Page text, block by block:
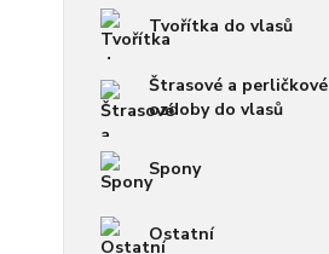
Tvořítka do vlasů
Štrasové a perličkové
ozdoby do vlasů
Spony
Ostatní